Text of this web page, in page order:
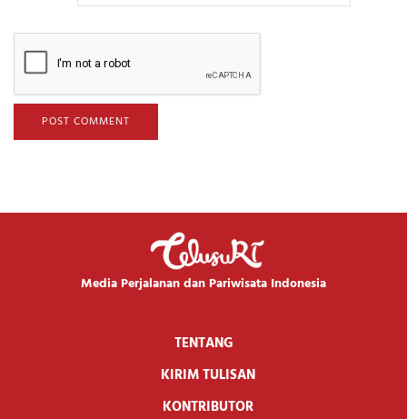
Media Perjalanan dan Pariwisata Indonesia
TENTANG
KIRIM TULISAN
KONTRIBUTOR